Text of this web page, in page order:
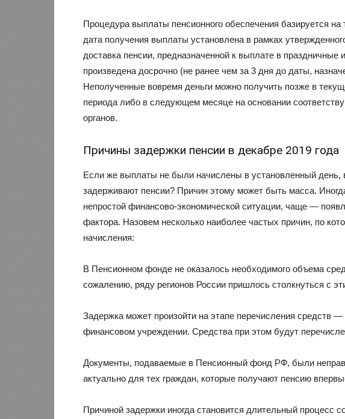
Процедура выплаты пенсионного обеспечения базируется на
дата получения выплаты установлена в рамках
доставка пенсии, предназначенной к выплате в
произведена досрочно (не ранее чем за 3 дня до даты,
Неполученные вовремя деньги можно получить позже в
периода либо в следующем месяце на основании
органов.
Причины задержки пенсии в декабре 2019 года
Если же выплаты не были начислены в установленный день,
задерживают пенсии? Причин этому может быть масса.
непростой финансово-экономической ситуации, чаще —
фактора. Назовем несколько наиболее частых причин, по
начисления:
В Пенсионном фонде не оказалось необходимого объема
сожалению, ряду регионов России пришлось столкнуться с
Задержка может произойти на этапе перечисления средств
финансовом учреждении. Средства при этом будут
Документы, подаваемые в Пенсионный фонд РФ, были
актуально для тех граждан, которые получают пенсию
Причиной задержки иногда становится длительный процесс